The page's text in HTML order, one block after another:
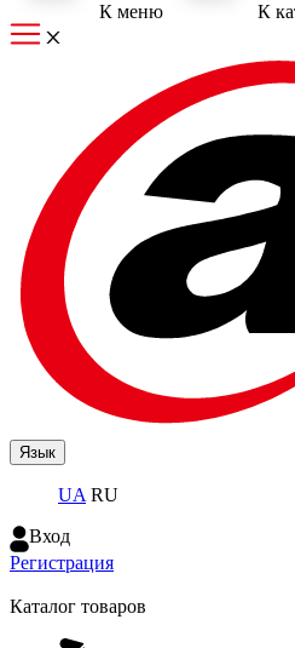
К меню К
Язык
UA RU
Вход
Регистрация
Каталог товаров